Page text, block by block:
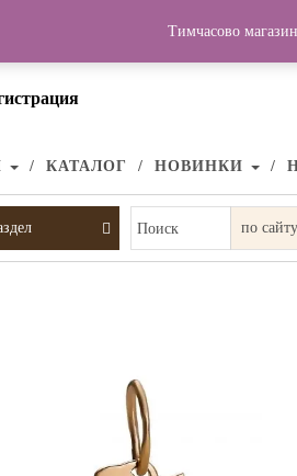
КАТАЛОГ НОВИНКИ
Поиск
Тимчасово